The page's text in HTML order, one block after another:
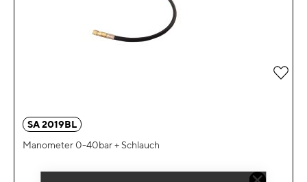
SA 2019BL
Manometer 0-40bar + Schlauch
Zur